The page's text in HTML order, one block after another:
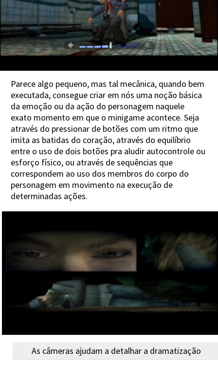
Parece algo pequeno, mas tal mecânica, quando bem
executada, consegue criar em nós uma noção básica
da emoção ou da ação do personagem naquele
exato momento em que o minigame acontece. Seja
através do pressionar de botões com um ritmo que
imita as batidas do coração, através do equilíbrio
entre o uso de dois botões pra aludir autocontrole ou
esforço físico, ou através de sequências que
correspondem ao uso dos membros do corpo do
personagem em movimento na execução de
determinadas ações.
As câmeras ajudam a detalhar a dramatização